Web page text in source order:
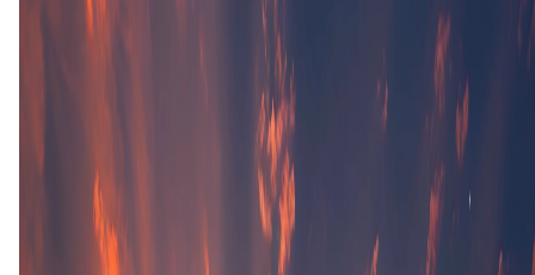
Alle wedstrijden
Real Oviedo - Burgos CF
Opstellingen